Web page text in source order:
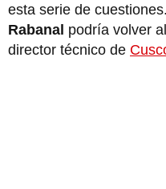
esta serie de
Rabanal podría volver
director técnico de